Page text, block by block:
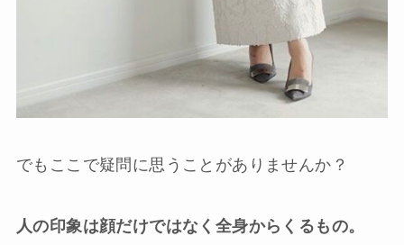
でもここで疑問に思うことがありませんか？
人の印象は顔だけではなく全身からくるもの。